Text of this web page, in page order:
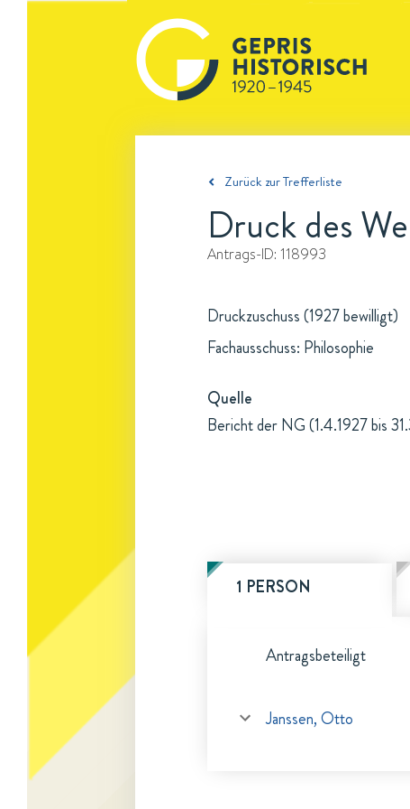
Zurück zur Trefferliste
Druck des
Antrags-ID: 118993
Druckzuschuss (1927 bewilligt)
Fachausschuss: Philosophie
Quelle
Bericht der NG (1.4.1927 bis
1 PERSON
Antragsbeteiligt
Janssen, Otto